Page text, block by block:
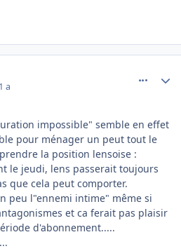
a
impossible" semble en effet
pour ménager un peut tout le
la position lensoise :
le jeudi, lens passerait toujours
que cela peut comporter.
peu l"ennemi intime" même si
et ca ferait pas plaisir
d'abonnement.....